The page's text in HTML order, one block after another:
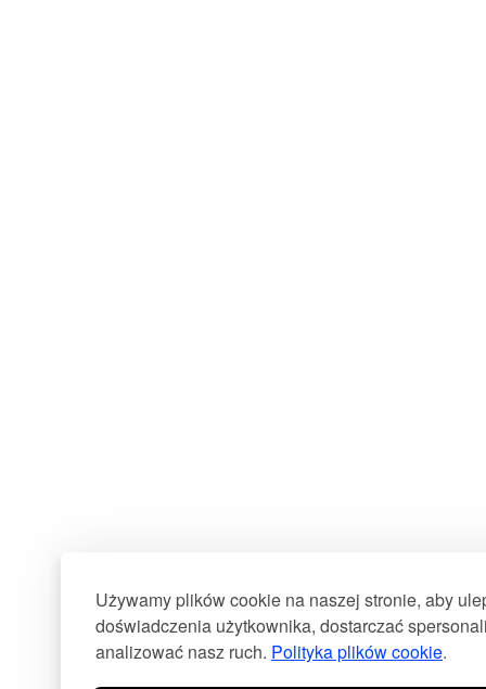
Używamy plików cookie na naszej stronie, aby
doświadczenia użytkownika, dostarczać
analizować nasz ruch. Polityka plików cookie.